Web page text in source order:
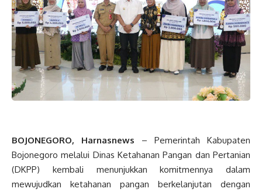
BOJONEGORO, Harnasnews – Pemerintah Kabupaten
Bojonegoro melalui Dinas Ketahanan Pangan dan Pertanian
(DKPP) kembali menunjukkan komitmennya dalam
mewujudkan ketahanan pangan berkelanjutan dengan